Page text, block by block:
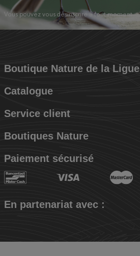
Vous pouvez vous désinscrire à tout moment.
Boutique Nature de la Ligue
Catalogue
Service client
Boutiques Nature
Paiement sécurisé
En partenariat avec :